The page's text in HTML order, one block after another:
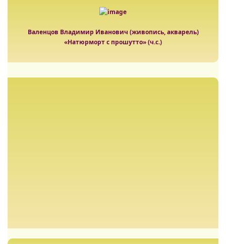
Валенцов Владимир Иванович (живопись, акварель)
«Натюрморт с прошутто» (ч.с.)